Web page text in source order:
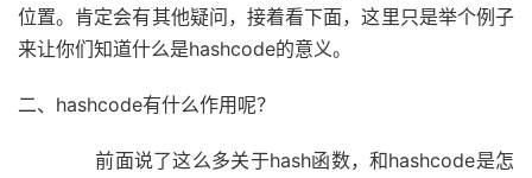
位置。肯定会有其他疑问，接着看下面，这里只是举个例子
来让你们知道什么是hashcode的意义。
二、hashcode有什么作用呢？
前面说了这么多关于hash函数，和hashcode是怎